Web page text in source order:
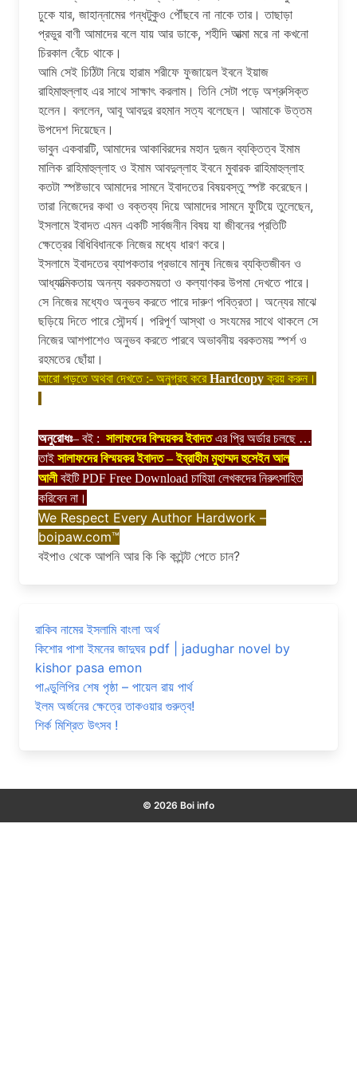
ঢুকে যার, জাহান্নামের গন্ধটুকুও পৌঁছবে না নাকে তার। তাছাড়া
প্রভুর বাণী আমাদের বলে যায় আর ডাকে, শহীদি আত্মা মরে না কখনো
চিরকাল বেঁচে থাকে।
আমি সেই চিঠিটা নিয়ে হারাম শরীফে ফুজায়েল ইবনে ইয়াজ
রাহিমাহুল্লাহ এর সাথে সাক্ষাৎ করলাম। তিনি সেটা পড়ে অশ্রুসিক্ত
হলেন। বললেন, আবূ আবদুর রহমান সত্য বলেছেন। আমাকে উত্তম
উপদেশ দিয়েছেন।
ভাবুন একবারটি, আমাদের আকাবিরদের মহান দুজন ব্যক্তিত্ব ইমাম
মালিক রাহিমাহুল্লাহ ও ইমাম আবদুল্লাহ ইবনে মুবারক রাহিমাহুল্লাহ
কতটা স্পষ্টভাবে আমাদের সামনে ইবাদতের বিষয়বস্তু স্পষ্ট করেছেন।
তারা নিজেদের কথা ও বক্তব্য দিয়ে আমাদের সামনে ফুটিয়ে তুলেছেন,
ইসলামে ইবাদত এমন একটি সার্বজনীন বিষয় যা জীবনের প্রতিটি
ক্ষেত্রের বিধিবিধানকে নিজের মধ্যে ধারণ করে।
ইসলামে ইবাদতের ব্যাপকতার প্রভাবে মানুষ নিজের ব্যক্তিজীবন ও
আধ্যাত্মিকতায় অনন্য বরকতময়তা ও কল্যাণকর উপমা দেখতে পারে।
সে নিজের মধ্যেও অনুভব করতে পারে দারুণ পবিত্রতা। অন্যের মাঝে
ছড়িয়ে দিতে পারে সৌন্দর্য। পরিপূর্ণ আস্থা ও সংযমের সাথে থাকলে সে
নিজের আশপাশেও অনুভব করতে পারবে অভাবনীয় বরকতময় স্পর্শ ও
রহমতের ছোঁয়া।
আরো পড়তে অথবা দেখতে :- অনুগ্রহ করেHardcopyক্রয় করুন।
অনুরোধঃ– বই : সালাফদের বিস্ময়কর ইবাদতএর প্রি অর্ডার চলছে …
তাই সালাফদের বিস্ময়কর ইবাদত – ইব্রাহীম মুহাম্মদ হুসেইন আল
আলী বইটি PDF Free Download চাহিয়া লেখকদের নিরুৎসাহিত
করিবেন না।
We Respect Every Author Hardwork –
boipaw.com™
বইপাও থেকে আপনি আর কি কি কন্টেন্ট পেতে চান?
রাকিব নামের ইসলামি বাংলা অর্থ
কিশোর পাশা ইমনের জাদুঘর pdf | jadughar novel by
kishor pasa emon
পাণ্ডুলিপির শেষ পৃষ্ঠা – পায়েল রায় পার্থ
ইলম অর্জনের ক্ষেত্রে তাকওয়ার গুরুত্ব!
শির্ক মিশ্রিত উৎসব !
© 2026 Boi info